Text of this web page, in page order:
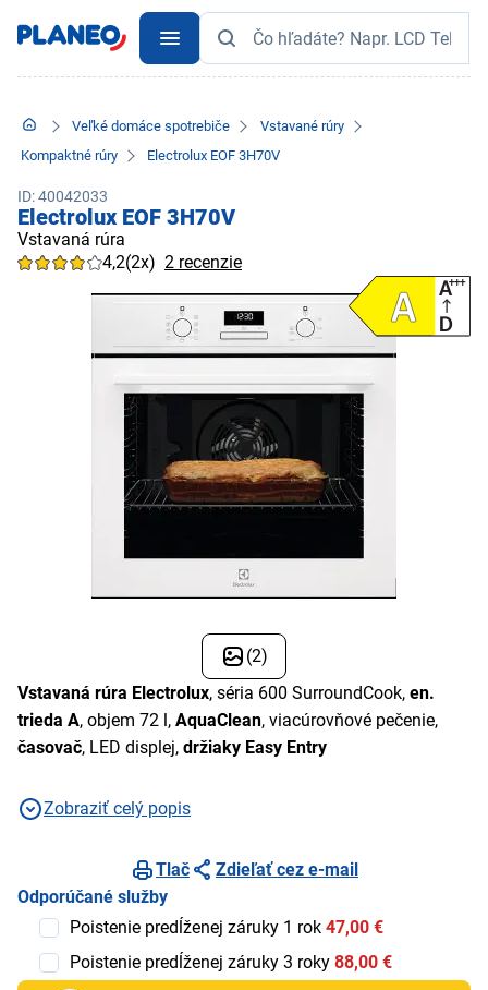
Veľké domáce spotrebiče
Vstavané rúry
Kompaktné rúry
Electrolux EOF 3H70V
ID: 40042033
Electrolux EOF 3H70V
Vstavaná rúra
4,2(2x) 2 recenzie
(2)
Vstavaná rúra Electrolux, séria 600 SurroundCook, en.
trieda A, objem 72 l, AquaClean, viacúrovňové pečenie,
časovač, LED displej, držiaky Easy Entry
Zobraziť celý popis
Tlač
Zdieľať cez e-mail
Odporúčané služby
Poistenie predĺženej záruky 1 rok 47,00 €
Poistenie predĺženej záruky 3 roky 88,00 €